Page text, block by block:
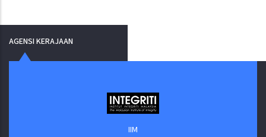
AGENSI KERAJAAN
IIM